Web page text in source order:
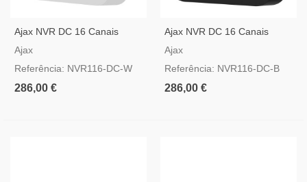
Ajax NVR DC 16 Canais
Branco — Gravador IP 12-
Ajax
Referência: NVR116-DC-W
286,00 €
Ajax NVR DC 16 Canais
Preto — Gravador IP 12-24V
Ajax
Referência: NVR116-DC-B
286,00 €